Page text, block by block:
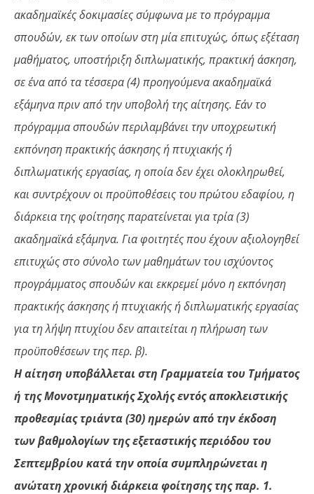
ακαδημαϊκές δοκιμασίες σύμφωνα με το πρόγραμμα
σπουδών, εκ των οποίων στη μία επιτυχώς, όπως εξέταση
μαθήματος, υποστήριξη διπλωματικής, πρακτική άσκηση,
σε ένα από τα τέσσερα (4) προηγούμενα ακαδημαϊκά
εξάμηνα πριν από την υποβολή της αίτησης. Εάν το
πρόγραμμα σπουδών περιλαμβάνει την υποχρεωτική
εκπόνηση πρακτικής άσκησης ή πτυχιακής ή
διπλωματικής εργασίας, η οποία δεν έχει ολοκληρωθεί,
και συντρέχουν οι προϋποθέσεις του πρώτου εδαφίου, η
διάρκεια της φοίτησης παρατείνεται για τρία (3)
ακαδημαϊκά εξάμηνα. Για φοιτητές που έχουν αξιολογηθεί
επιτυχώς στο σύνολο των μαθημάτων του ισχύοντος
προγράμματος σπουδών και εκκρεμεί μόνο η εκπόνηση
πρακτικής άσκησης ή πτυχιακής ή διπλωματικής εργασίας
για τη λήψη πτυχίου δεν απαιτείται η πλήρωση των
προϋποθέσεων της περ. β).
Η αίτηση υποβάλλεται στη Γραμματεία του Τμήματος
ή της Μονοτμηματικής Σχολής εντός αποκλειστικής
προθεσμίας τριάντα (30) ημερών από την έκδοση
των βαθμολογίων της εξεταστικής περιόδου του
Σεπτεμβρίου κατά την οποία συμπληρώνεται η
ανώτατη χρονική διάρκεια φοίτησης της παρ. 1.